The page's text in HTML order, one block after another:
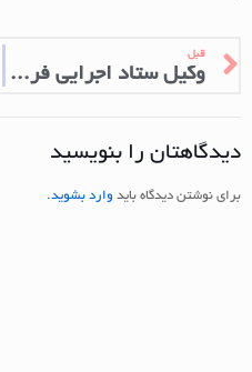
قبل
وکیل ستاد اجرایی فرمان امام
دیدگاهتان را بنویسید
برای نوشتن دیدگاه باید وارد بشوید.